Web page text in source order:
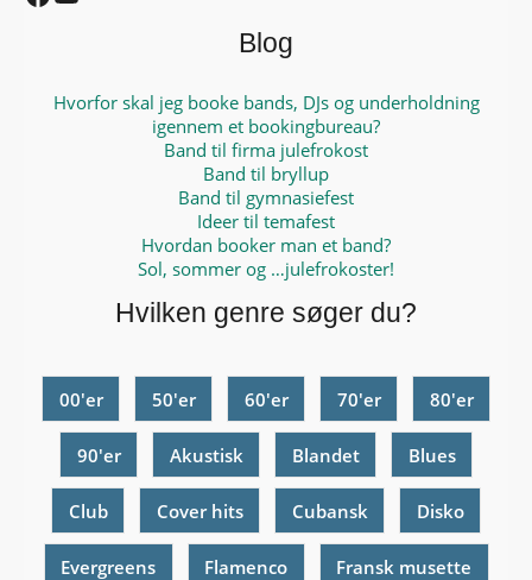
Blog
Hvorfor skal jeg booke bands, DJs og underholdning
igennem et bookingbureau?
Band til firma julefrokost
Band til bryllup
Band til gymnasiefest
Ideer til temafest
Hvordan booker man et band?
Sol, sommer og …julefrokoster!
Hvilken genre søger du?
00'er 50'er 60'er 70'er 80'er
90'er Akustisk Blandet Blues
Club Cover hits Cubansk Disko
Evergreens Flamenco Fransk musette